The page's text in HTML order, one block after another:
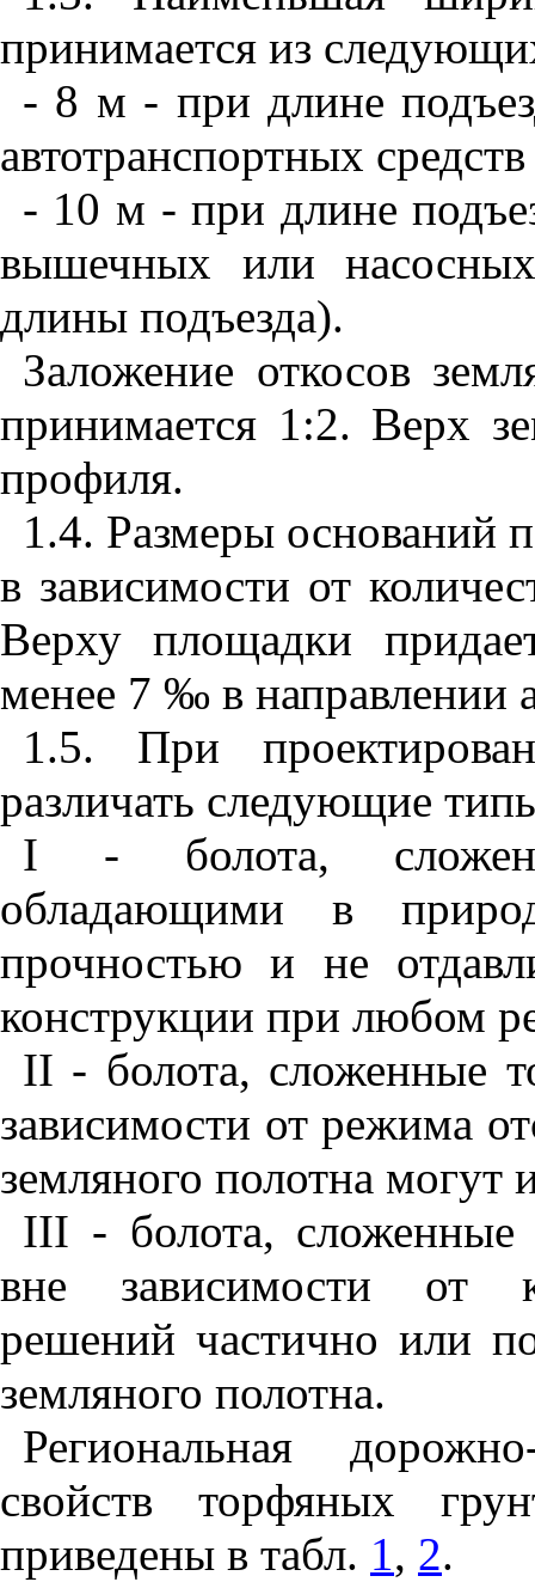
принимается из
- 8 м - при длине
автотранспортных
- 10 м - при длине
вышечных или
длины подъезда).
Заложение откосов
принимается 1:2. Верх
профиля.
1.4. Размеры оснований
в зависимости от коли
Верху площадки
менее 7 ‰ в направлении
1.5. При
различать следующие
I - болота,
обладающими в
прочностью и не
конструкции при любом
II - болота, сложенные т
зависимости от режима
земляного полотна могут
III - болота,
вне зависимости от
решений частично или
земляного полотна.
Региональная
свойств торфяных
приведены в табл. 1, 2.